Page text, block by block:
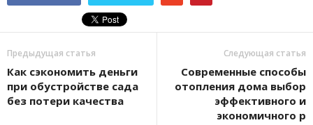
Предыдущая статья
Как сэкономить деньги
при обустройстве сада
без потери качества
Следующая статья
Современные способы
отопления дома выбор
эффективного и
экономичного р